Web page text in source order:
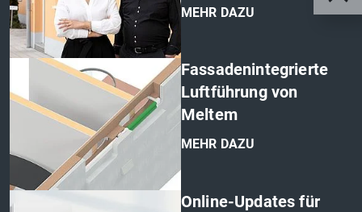
'
MEHR DAZU
Fassadenintegrierte
Luftführung von
Meltem
MEHR DAZU
Online-Updates für